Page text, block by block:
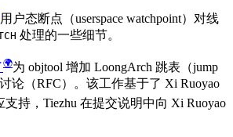
用户态断点（userspace watchpoint）对线
处理的一些细节。
为 objtool 增加 LoongArch 跳表（jump
论（RFC）。该工作基于了 Xi Ruoyao
支持，Tiezhu 在提交说明中向 Xi Ruoyao